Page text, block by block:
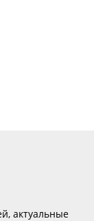
актуальные